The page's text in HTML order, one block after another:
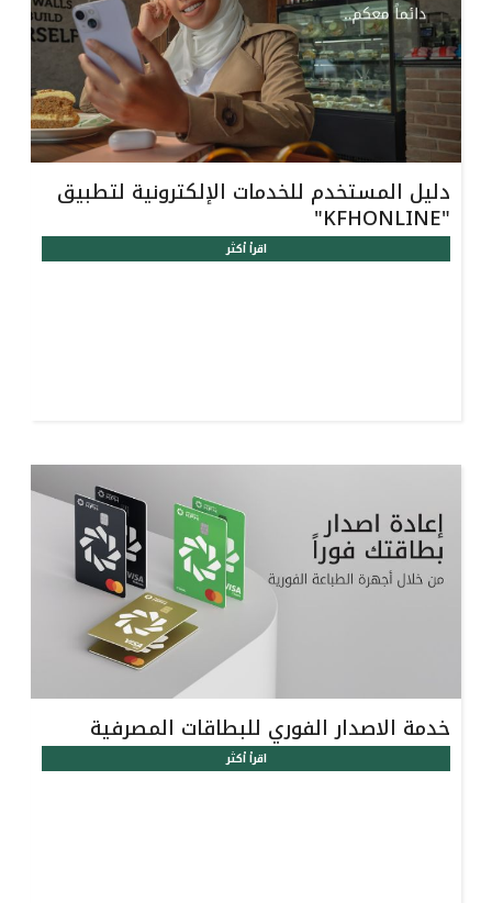
المملكة المتحدة
مملكة البحرين
دليل المستخدم للخدمات الإلكترونية لتطبيق
"KFHONLINE"
اقرأ أكثر
خدمة الاصدار الفوري للبطاقات المصرفية
اقرأ أكثر